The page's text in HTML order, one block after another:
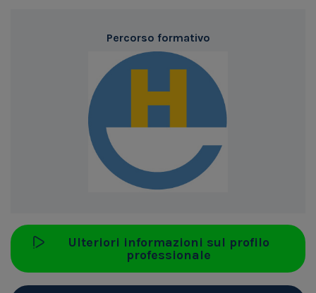
Percorso formativo
Ulteriori informazioni sul profilo
professionale